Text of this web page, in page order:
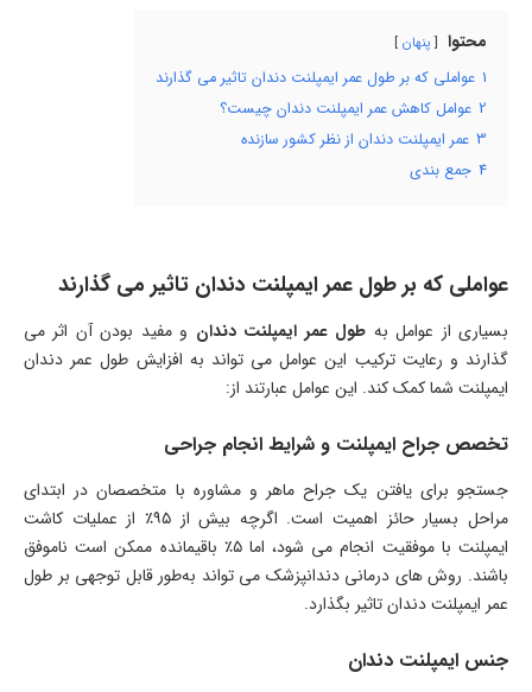
محتوا پنهان
1 عواملی که بر طول عمر ایمپلنت دندان تاثیر می‌ گذارند
2 عوامل کاهش عمر ایمپلنت دندان چیست؟
3 عمر ایمپلنت دندان از نظر کشور سازنده
4 جمع بندی
عواملی که بر طول عمر ایمپلنت دندان تاثیر می‌ گذارند
بسیاری از عوامل به طول عمر ایمپلنت دندان و مفید بودن آن اثر می‌
گذارند و رعایت ترکیب این عوامل می ‌تواند به افزایش طول عمر دندان
ایمپلنت شما کمک کند. این عوامل عبارتند از:
تخصص جراح ایمپلنت و شرایط انجام جراحی
جستجو برای یافتن یک جراح ماهر و مشاوره با متخصصان در ابتدای
مراحل بسیار حائز اهمیت است. اگرچه بیش از ۹۵٪ از عملیات کاشت
ایمپلنت با موفقیت انجام می ‌شود، اما ۵٪ باقیمانده ممکن است ناموفق
باشند. روش‌ های درمانی دندانپزشک می ‌تواند به‌طور قابل توجهی بر طول
عمر ایمپلنت دندان تاثیر بگذارد.
جنس ایمپلنت دندان